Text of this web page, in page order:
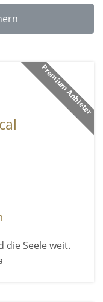
Premium Anbieter
die Seele weit.